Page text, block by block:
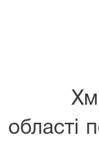
області